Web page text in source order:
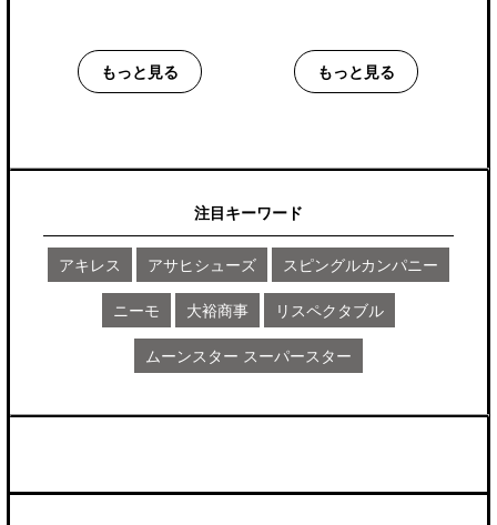
もっと見る もっと見る
注目キーワード
アキレス アサヒシューズ スピングルカンパニー
ニーモ 大裕商事 リスペクタブル
ムーンスター スーパースター